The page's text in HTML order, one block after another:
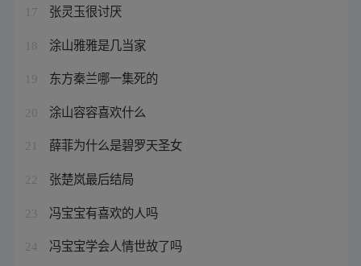
17 张灵玉很讨厌
18 涂山雅雅是几当家
19 东方秦兰哪一集死的
20 涂山容容喜欢什么
21 薛菲为什么是碧罗天圣女
22 张楚岚最后结局
23 冯宝宝有喜欢的人吗
24 冯宝宝学会人情世故了吗